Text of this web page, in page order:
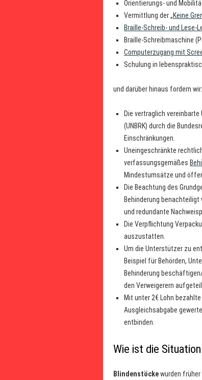
Orientierungs- und
Vermittlung der„Keine
Braille-Schreib- und Lese-
Braille-Schreibmaschine
Computerzugang mit
Schulung in
und darüber hinaus fordern wir:
Die vertraglich
(UNBRK) durch die
Einschränkungen.
Uneingeschränkte
verfassungsgemäßes
Mindestumsätze und
Die Beachtung des
Behinderung benachteiligt
und redundante
Die Verpflichtung
auszustatten.
Um die Unterstützer zu
Beispiel für Behörden,
Behinderung
den Verweigerern
Mit unter 2€ Lohn
Ausgleichsabgabe
entbinden.
Wie ist die
Blindenstöckewurden früher